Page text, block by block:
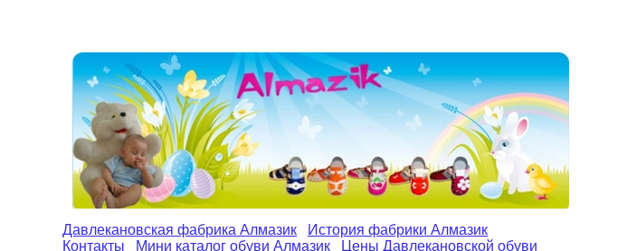
Давлекановская фабрика Алмазик
История фабрики Алмазик
Контакты
Мини каталог обуви Алмазик
Цены Давлекановской обуви